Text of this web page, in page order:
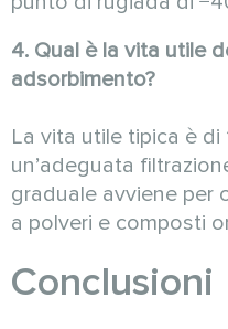
4. Qual è la vita utile
adsorbimento?
La vita utile tipica è di
un’adeguata
graduale avviene per
a polveri e composti
Conclusioni